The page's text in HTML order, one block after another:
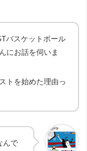
バスケットボール
にお話を伺いま
トを始めた理由っ
んで